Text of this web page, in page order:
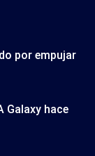
por empujar
Galaxy hace